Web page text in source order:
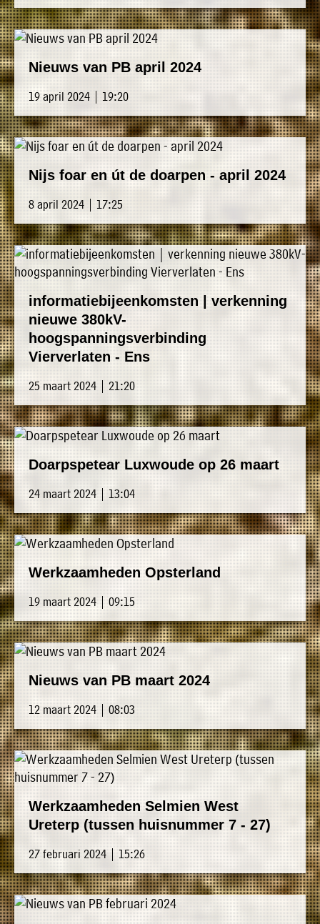
Nieuws van PB april 2024
19 april 2024 | 19:20
Nijs foar en út de doarpen - april 2024
8 april 2024 | 17:25
informatiebijeenkomsten | verkenning
nieuwe 380kV-
hoogspanningsverbinding
Vierverlaten - Ens
25 maart 2024 | 21:20
Doarpspetear Luxwoude op 26 maart
24 maart 2024 | 13:04
Werkzaamheden Opsterland
19 maart 2024 | 09:15
Nieuws van PB maart 2024
12 maart 2024 | 08:03
Werkzaamheden Selmien West
Ureterp (tussen huisnummer 7 - 27)
27 februari 2024 | 15:26